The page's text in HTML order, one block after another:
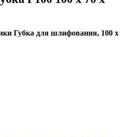
Губка для шлифования, 100 х